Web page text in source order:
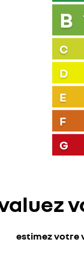
B
C
D
E
F
G
estimez votre